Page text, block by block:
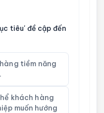
tiêu' đề cập đến
tiềm năng
khách hàng
muốn hướng